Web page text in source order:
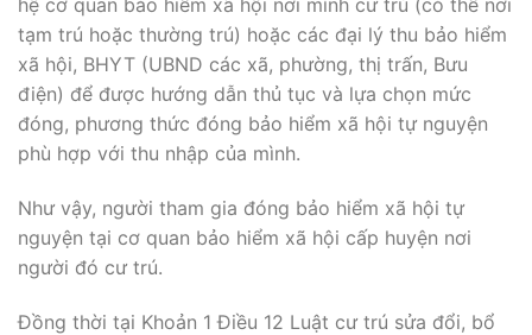
hệ cơ quan bảo hiểm xã hội nơi mình cư trú (có thể nơi
tạm trú hoặc thường trú) hoặc các đại lý thu bảo hiểm
xã hội, BHYT (UBND các xã, phường, thị trấn, Bưu
điện) để được hướng dẫn thủ tục và lựa chọn mức
đóng, phương thức đóng bảo hiểm xã hội tự nguyện
phù hợp với thu nhập của mình.
Như vậy, người tham gia đóng bảo hiểm xã hội tự
nguyện tại cơ quan bảo hiểm xã hội cấp huyện nơi
người đó cư trú.
Đồng thời tại Khoản 1 Điều 12 Luật cư trú sửa đổi, bổ